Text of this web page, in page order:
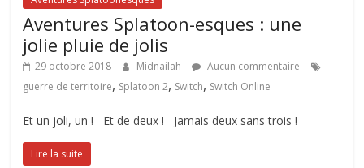
Aventures Splatoon-esques : une
jolie pluie de jolis
29 octobre 2018 Midnailah
Aucun commentaire
guerre de territoire, Splatoon 2, Switch, Switch Online
Et un joli, un ! Et de deux ! Jamais deux sans trois !
Lire la suite